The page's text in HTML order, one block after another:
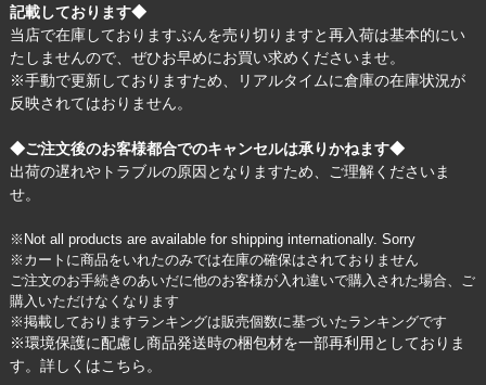
記載しております◆
当店で在庫しておりますぶんを売り切りますと再入荷は基本的にい
たしませんので、ぜひお早めにお買い求めくださいませ。
※手動で更新しておりますため、リアルタイムに倉庫の在庫状況が
反映されてはおりません。
◆ご注文後のお客様都合でのキャンセルは承りかねます◆
出荷の遅れやトラブルの原因となりますため、ご理解くださいま
せ。
※Not all products are available for shipping internationally. Sorry
※カートに商品をいれたのみでは在庫の確保はされておりません
ご注文のお手続きのあいだに他のお客様が入れ違いで購入された場合、ご
購入いただけなくなります
※掲載しておりますランキングは販売個数に基づいたランキングです
※環境保護に配慮し商品発送時の梱包材を一部再利用としておりま
す。詳しくはこちら 。